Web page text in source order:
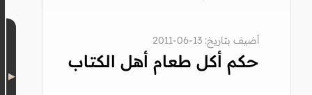
أضيف بتاريخ: 13-06-2011
حكم أكل طعام أهل الكتاب